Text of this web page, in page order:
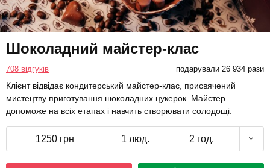
Шоколадний майстер-клас
708 відгуків подарували 26 934 рази
Клієнт відвідає кондитерський майстер-клас, присвячений
мистецтву приготування шоколадних цукерок. Майстер
допоможе на всіх етапах і навчить створювати солодощі.
1250 грн 1 люд. 2 год.